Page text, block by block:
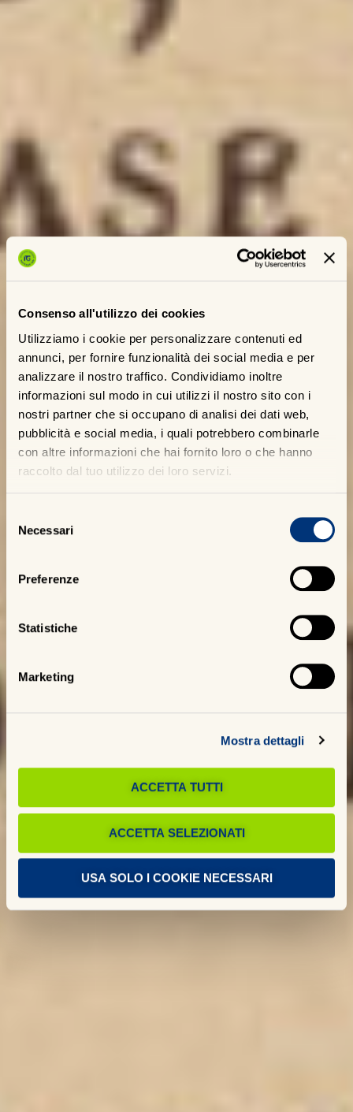
Consenso all'utilizzo dei cookies
Utilizziamo i cookie per personalizzare contenuti ed
annunci, per fornire funzionalità dei social media e per
analizzare il nostro traffico. Condividiamo inoltre
informazioni sul modo in cui utilizzi il nostro sito con i
nostri partner che si occupano di analisi dei dati web,
pubblicità e social media, i quali potrebbero combinarle
con altre informazioni che hai fornito loro o che hanno
raccolto dal tuo utilizzo dei loro servizi.
delNecessari
Preferenze
Statistiche
Marketing
Mostra dettagli
ACCETTA TUTTI
ACCETTA SELEZIONATI
USA SOLO I COOKIE NECESSARI